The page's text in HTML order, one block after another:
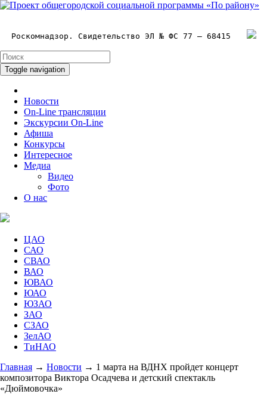
Роскомнадзор. Свидетельство ЭЛ № ФС 77 – 68415
Toggle navigation
Новости
On-Line трансляции
Экскурсии On-Line
Афиша
Конкурсы
Интересное
Медиа
Видео
Фото
О нас
ЦАО
САО
СВАО
ВАО
ЮВАО
ЮАО
ЮЗАО
ЗАО
СЗАО
ЗелАО
ТиНАО
Главная → Новости → 1 марта на ВДНХ пройдет концерт
композитора Виктора Осадчева и детский спектакль
«Дюймовочка»